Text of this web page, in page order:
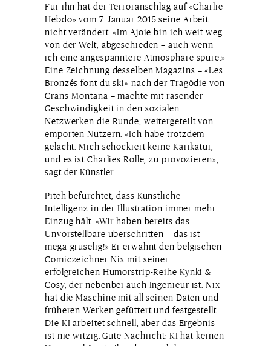
Für ihn hat der Terroranschlag auf «Charlie
Hebdo» vom 7. Januar 2015 seine Arbeit
nicht verändert: «Im Ajoie bin ich weit weg
von der Welt, abgeschieden – auch wenn
ich eine angespanntere Atmosphäre spüre.»
Eine Zeichnung desselben Magazins – «Les
Bronzés font du ski» nach der Tragödie von
Crans-Montana – machte mit rasender
Geschwindigkeit in den sozialen
Netzwerken die Runde, weitergeteilt von
empörten Nutzern. «Ich habe trotzdem
gelacht. Mich schockiert keine Karikatur,
und es ist Charlies Rolle, zu provozieren»,
sagt der Künstler.
Pitch befürchtet, dass Künstliche
Intelligenz in der Illustration immer mehr
Einzug hält. «Wir haben bereits das
Unvorstellbare überschritten – das ist
mega-gruselig!» Er erwähnt den belgischen
Comiczeichner Nix mit seiner
erfolgreichen Humorstrip-Reihe Kynki &
Cosy, der nebenbei auch Ingenieur ist. Nix
hat die Maschine mit all seinen Daten und
früheren Werken gefüttert und festgestellt:
Die KI arbeitet schnell, aber das Ergebnis
ist nie witzig. Gute Nachricht: KI hat keinen